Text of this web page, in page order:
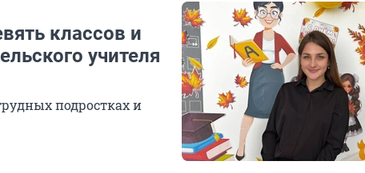
классов и
учителя
подростках и